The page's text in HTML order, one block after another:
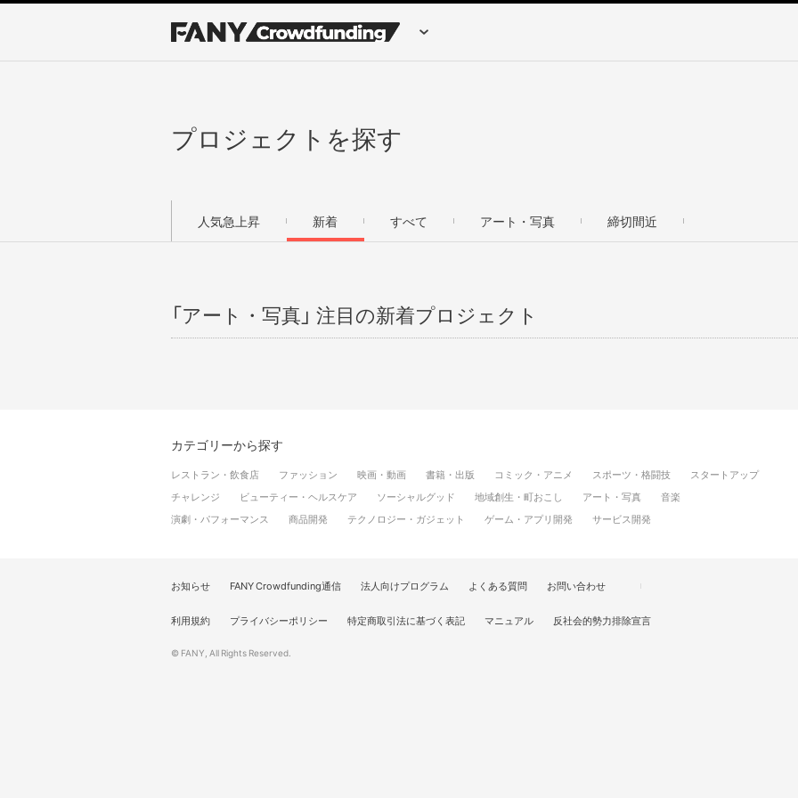
プロジェクトを探す
人気急上昇 新着 すべて アート・写真 締切間近
「アート・写真」 注目の新着プロジェクト
カテゴリーから探す
レストラン・飲食店 ファッション 映画・動画 書籍・出版 コミック・アニメ スポーツ・格闘技
スタートアップ
チャレンジ
ビューティー・ヘルスケア ソーシャルグッド 地域創生・町おこし アート・写真
音楽
演劇・パフォーマンス
商品開発 テクノロジー・ガジェット ゲーム・アプリ開発 サービス開発
お知らせ FANY Crowdfunding通信 法人向けプログラム よくある質問 お問い合わせ
利用規約 プライバシーポリシー 特定商取引法に基づく表記 マニュアル 反社会的勢力排除宣言
© FANY, All Rights Reserved.